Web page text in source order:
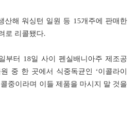
산해 워싱턴 일원 등 15개주에 판매한
로 리콜됐다.
부터 18일 사이 펜실배니아주 제조공
중 한 곳에서 식중독균인 ‘이콜라이
중이라며 이들 제품을 마시지 말 것을